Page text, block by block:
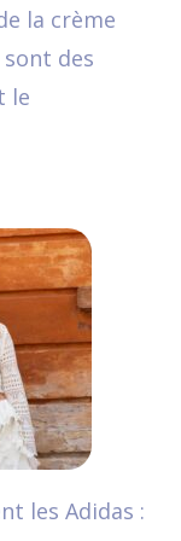
la crème
des
le
les Adidas :